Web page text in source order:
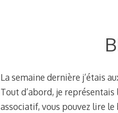
La semaine dernière j’étais
Tout d’abord, je
associatif, vous pouvez lire